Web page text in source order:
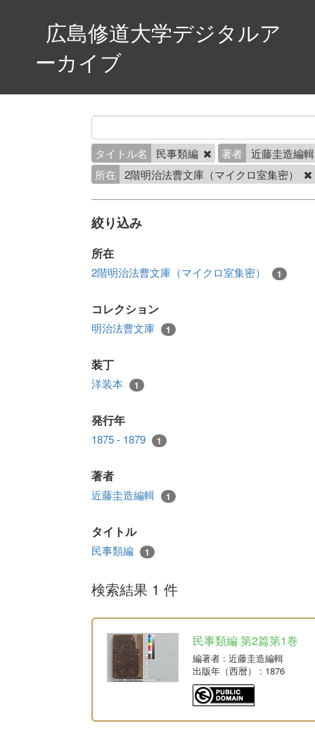
広島修道大学デジタルア
ーカイブ
タイトル名 民事類編 著者
近藤圭造編
所在
2階明治法曹文庫（マイクロ室集密）
絞り込み
所在
2階明治法曹文庫（マイクロ室集密） 1
コレクション
明治法曹文庫 1
装丁
洋装本 1
発行年
1875 - 1879 1
著者
近藤圭造編輯 1
タイトル
民事類編 1
検索結果 1 件
民事類編 第2篇第1巻
編著者 : 近藤圭造編輯
出版年（西暦）
: 1876